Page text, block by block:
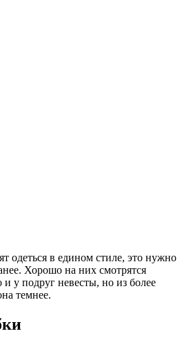
одеться в едином стиле, это нужно
Хорошо на них смотрятся
и у подруг невесты, но из более
темнее.